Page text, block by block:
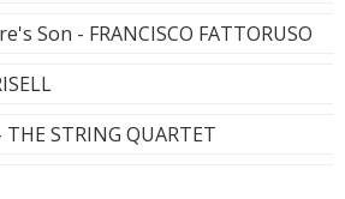
Son - FRANCISCO FATTORUSO
STRING QUARTET